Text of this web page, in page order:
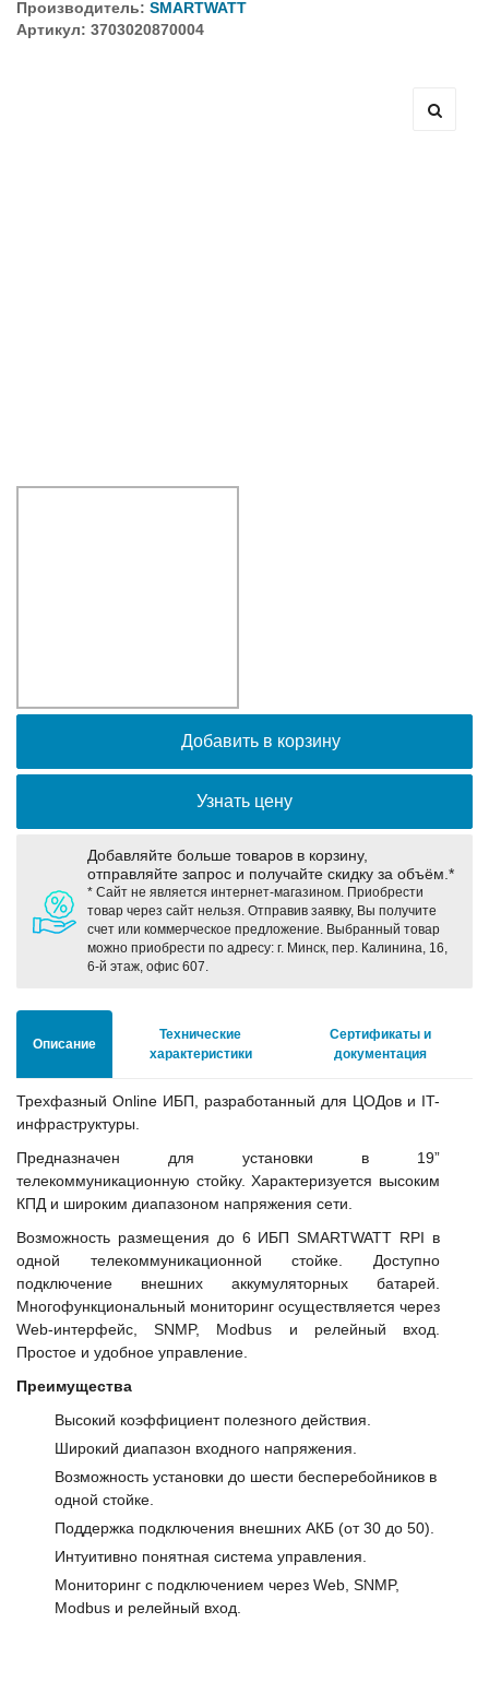
Производитель: SMARTWATT
Артикул: 3703020870004
Добавить в корзину
Узнать цену
Добавляйте больше товаров в корзину,
отправляйте запрос и получайте скидку за объём.*
* Сайт не является интернет-магазином. Приобрести
товар через сайт нельзя. Отправив заявку, Вы получите
счет или коммерческое предложение. Выбранный товар
можно приобрести по адресу: г. Минск, пер. Калинина, 16,
6-й этаж, офис 607.
Описание
Технические
характеристики
Сертификаты и
документация
Трехфазный Online ИБП, разработанный для ЦОДов и IT-
инфраструктуры.
Предназначен для установки в 19”
телекоммуникационную стойку. Характеризуется высоким
КПД и широким диапазоном напряжения сети.
Возможность размещения до 6 ИБП SMARTWATT RPI в
одной телекоммуникационной стойке. Доступно
подключение внешних аккумуляторных батарей.
Многофункциональный мониторинг осуществляется через
Web-интерфейс, SNMP, Modbus и релейный вход.
Простое и удобное управление.
Преимущества
Высокий коэффициент полезного действия.
Широкий диапазон входного напряжения.
Возможность установки до шести бесперебойников в
одной стойке.
Поддержка подключения внешних АКБ (от 30 до 50).
Интуитивно понятная система управления.
Мониторинг с подключением через Web, SNMP,
Modbus и релейный вход.